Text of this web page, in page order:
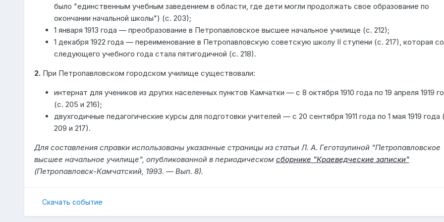
было "единственным учебным заведением в области, где дети могли продолжать свое образование по
окончании начальной школы") (с. 203);
1 января 1913 года — преобразование в Петропавловское высшее начальное училище (с. 212);
1 декабря 1922 года — переименование в Петропавловскую советскую школу II ступени (с. 217), которая со
следующего учебного года стала пятигодичной (с. 218).
2. При Петропавловском городском училище существовали:
интернат для учеников из других населенных пунктов Камчатки — с 8 октября 1910 года по 19 апреля 1919
(с. 205 и 216);
двухгодичные педагогические курсы для подготовки учителей — с 20 сентября 1911 года по 1 мая 1919 года
209 и 217).
Для составления справки использованы указанные страницы из статьи Л. А. Геготаулиной "Петропавловское
высшее начальное училище", опубликованной в периодическом сборнике "Краеведческие записки"
(Петропавловск-Камчатский, 1993. — Вып. 8).
Скачать событие